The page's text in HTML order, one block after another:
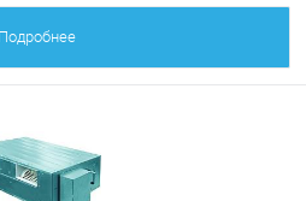
Подробнее